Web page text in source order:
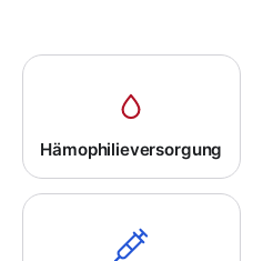
Hämophilieversorgung